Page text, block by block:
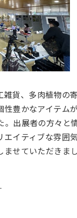
雑貨、多肉植物の
性豊かなアイテム
。出展者の方々と
エイティブな雰囲
ませていただきま